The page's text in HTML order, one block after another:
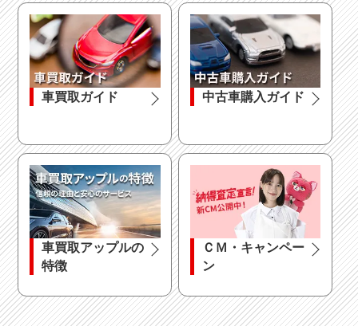
車買取ガイド 中古車購入ガイド
車買取アップルの
特徴
ＣＭ・キャンペー
ン